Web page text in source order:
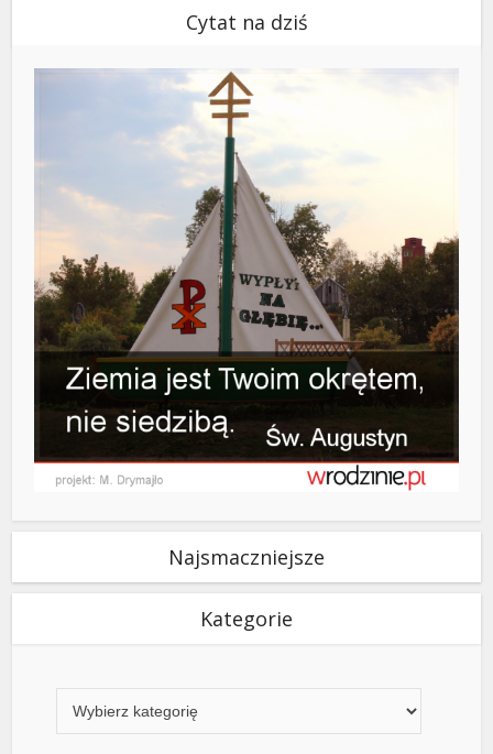
Cytat na dziś
Najsmaczniejsze
Kategorie